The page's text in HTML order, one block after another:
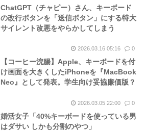
ChatGPT（チャピー）さん、キーボード
の改行ボタンを「送信ボタン」にする特大
サイレント改悪をやらかしてしまう
2026.03.16 05:16 0
【コーヒー浣腸】Apple、キーボードを付
け画面を大きくしたiPhoneを『MacBook
Neo』として発表。学生向け妥協廉価版？
2026.03.05 22:00 0
婚活女子「40%キーボードを使っている男
はダサい しかも分割のやつ」